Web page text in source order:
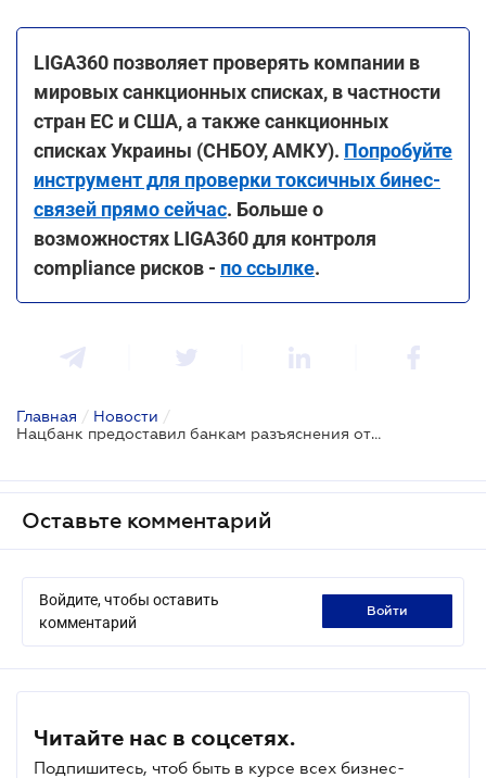
LIGA360 позволяет проверять компании в
мировых санкционных списках, в частности
стран ЕС и США, а также санкционных
списках Украины (СНБОУ, АМКУ). Попробуйте
инструмент для проверки токсичных бинес-
связей прямо сейчас. Больше о
возможностях LIGA360 для контроля
compliance рисков - по ссылке.
Главная / Новости /
Нацбанк предоставил банкам разъяснения относительно отдельных вопросов финансового мониторинга
Оставьте комментарий
Войдите, чтобы оставить
комментарий
войти
Читайте нас в соцсетях.
Подпишитесь, чтоб быть в курсе всех бизнес-